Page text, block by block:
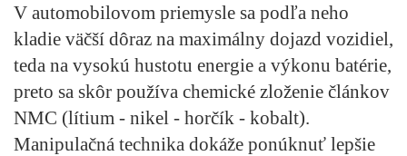
V automobilovom priemysle sa podľa neho
kladie väčší dôraz na maximálny dojazd vozidiel,
teda na vysokú hustotu energie a výkonu batérie,
preto sa skôr používa chemické zloženie článkov
NMC (lítium - nikel - horčík - kobalt).
Manipulačná technika dokáže ponúknuť lepšie